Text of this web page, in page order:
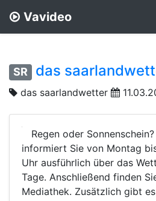
Vavideo
SR das
das saarlandwetter
Regen oder
informiert Sie von Montag
Uhr ausführlich über das
Tage. Anschließend finden
Mediathek. Zusätzlich gibt